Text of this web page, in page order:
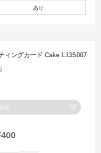
あり
ィングカード Cake L13S007
録